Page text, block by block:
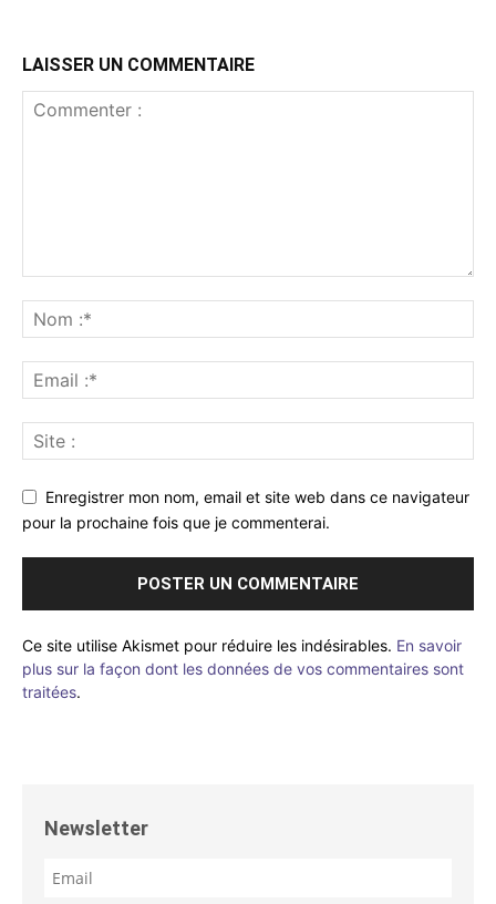
LAISSER UN COMMENTAIRE
Enregistrer mon nom, email et site web dans ce navigateur
pour la prochaine fois que je commenterai.
Ce site utilise Akismet pour réduire les indésirables. En savoir
plus sur la façon dont les données de vos commentaires sont
traitées.
Newsletter